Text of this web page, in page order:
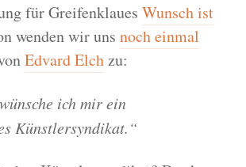
für Greifenklaues Wunsch ist
wenden wir uns noch einmal
Edvard Elchzu:
ich mir ein
Künstlersyndikat.“